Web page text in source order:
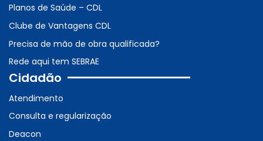
Planos de Saúde – CDL
Clube de Vantagens CDL
Precisa de mão de obra qualificada?
Rede aqui tem SEBRAE
Cidadão
Atendimento
Consulta e regularização
Deacon